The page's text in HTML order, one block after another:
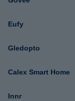
Eufy
Gledopto
Calex Smart Home
Innr